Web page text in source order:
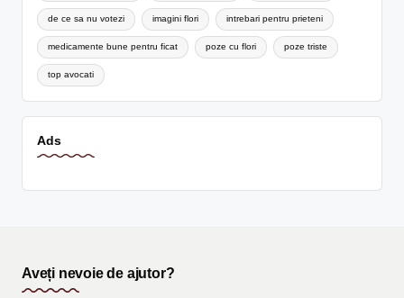
de ce sa nu votezi imagini flori intrebari pentru prieteni
medicamente bune pentru ficat poze cu flori poze triste
top avocati
Ads
Aveți nevoie de ajutor?